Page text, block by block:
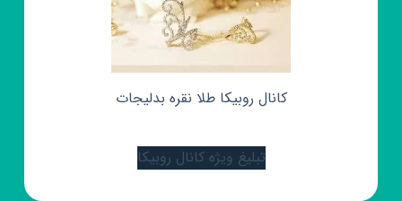
کانال روبیکا طلا نقره بدلیجات
تبلیغ ویژه کانال روبیکا